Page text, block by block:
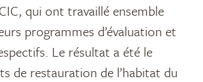
qui ont travaillé ensemble
programmes d’évaluation et
Le résultat a été le
de restauration de l’habitat du